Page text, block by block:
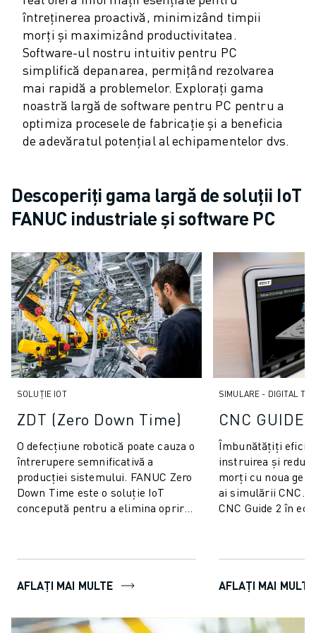
MAȘINI DE TĂIERE CU FIR EDM
ROBOCUT MAȘINI EDM DE TĂIERE CU FIR
HARDWARE ROBOCUT
SOFTWARE ROBOCUT
ROBOCUT MENTENANȚĂ PREVENTIVĂ
SUSTENABILITATE ROBOCUT
SOLUȚII IIOT
SOLUȚII SMART FACTORY
STUDII DE CAZ
SOLUȚII
TOATE INDUSTRIILE
AERONAUTICĂ
INDUSTRIA AUTO
VEHICULE ELECTRICE
ELECTRONICĂ
ALIMENTE ȘI BĂUTURI
INDUSTRIE MEDICALĂ
APLICAȚII
TOATE APLICAȚIILE
PRELUCRARE ÎN 5 AXE
SUDARE CU ARC
ASAMBLARE
RECTIFICARE CNC
INJECȚIE MASE PLASTICE
MANIPULAREA MATERIALELOR
întreținerea proactivă, minimizând timpii
morți și maximizând productivitatea.
Software-ul nostru intuitiv pentru PC
simplifică depanarea, permițând rezolvarea
mai rapidă a problemelor. Explorați gama
noastră largă de software pentru PC pentru a
optimiza procesele de fabricație și a beneficia
de adevăratul potențial al echipamentelor dvs.
Descoperiți gama largă de soluții IoT
FANUC industriale și software PC
SOLUȚIE IOT
ZDT (Zero Down Time)
O defecțiune robotică poate cauza o
întrerupere semnificativă a
producției sistemului. FANUC Zero
Down Time este o soluție IoT
concepută pentru a elimina oprirea
AFLAȚI MAI MULTE
SIMULARE - DIGITAL
CNC GUIDE
Îmbunătățiți
instruirea și
morți cu noua
ai simulării CNC. Încorporarea
CNC Guide 2 în
AFLAȚI MAI MULTE